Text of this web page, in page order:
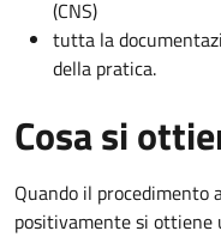
(CNS)
tutta la
della pratica.
Cosa si
Quando il
positivamente si ottiene